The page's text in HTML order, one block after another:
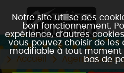
Notre site utilise des
bon fonctionnement.
expérience, d’autres
vous pouvez choisir de les
modifiable à tout moment
bas de
Accueil Agenda de la